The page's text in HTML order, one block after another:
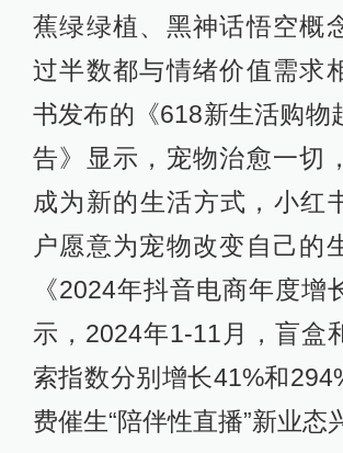
蕉绿绿植、黑神话悟空概
过半数都与情绪价值需求
书发布的《618新生活购物
告》显示，宠物治愈一切
成为新的生活方式，小红
户愿意为宠物改变自己的
《2024年抖音电商年度增
示，2024年1-11月，盲盒
索指数分别增长41%和
费催生“陪伴性直播”新业态